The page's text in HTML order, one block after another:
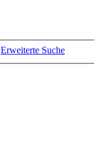
Erweiterte Suche